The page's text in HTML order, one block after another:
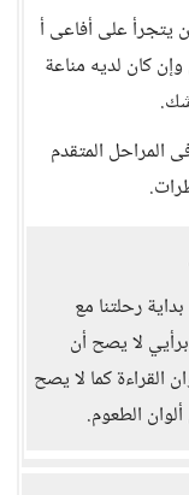
يتجرأ على أفاعى أ
كان لديه مناعة
المتقدم
رحلتنا مع
برأيي لا يصح أن
القراءة كما لا يصح
الطعوم.